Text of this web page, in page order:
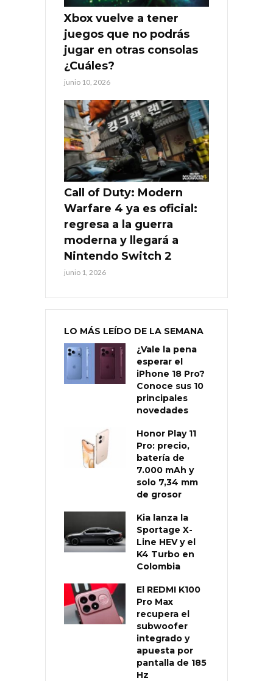
Xbox vuelve a tener
juegos que no podrás
jugar en otras consolas
¿Cuáles?
junio 10, 2026
Call of Duty: Modern
Warfare 4 ya es oficial:
regresa a la guerra
moderna y llegará a
Nintendo Switch 2
junio 1, 2026
LO MÁS LEÍDO DE LA SEMANA
¿Vale la pena
esperar el
iPhone 18 Pro?
Conoce sus 10
principales
novedades
Honor Play 11
Pro: precio,
batería de
7.000 mAh y
solo 7,34 mm
de grosor
Kia lanza la
Sportage X-
Line HEV y el
K4 Turbo en
Colombia
El REDMI K100
Pro Max
recupera el
subwoofer
integrado y
apuesta por
pantalla de 185
Hz